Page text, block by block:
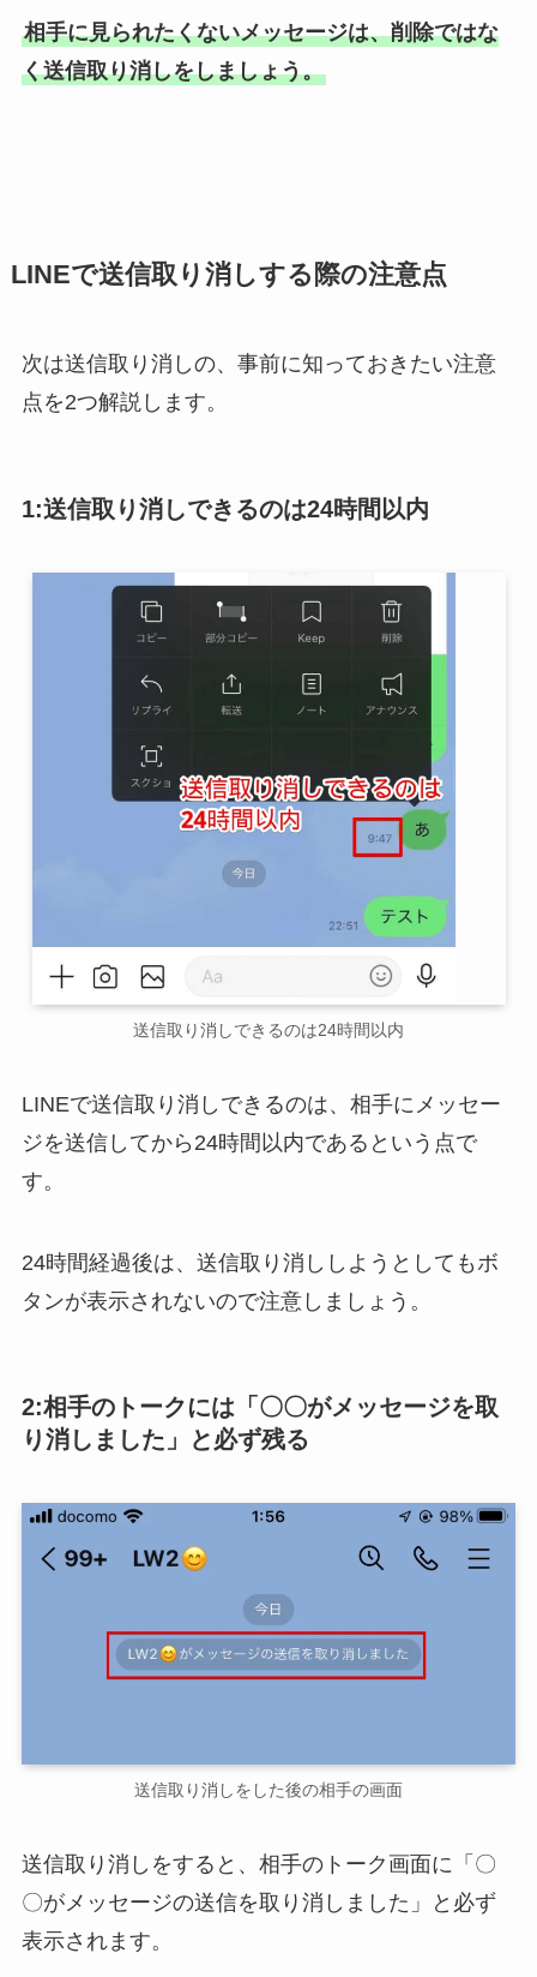
相手に見られたくないメッセージは、削除ではな
く送信取り消しをしましょう。
LINEで送信取り消しする際の注意点
次は送信取り消しの、事前に知っておきたい注意
点を2つ解説します。
1:送信取り消しできるのは24時間以内
送信取り消しできるのは24時間以内
LINEで送信取り消しできるのは、相手にメッセー
ジを送信してから24時間以内である という点で
す。
24時間経過後は、送信取り消ししようとしてもボ
タンが表示されないので注意しましょう。
2:相手のトークには「〇〇がメッセージを取
り消しました」と必ず残る
送信取り消しをした後の相手の画面
送信取り消しをすると、相手のトーク画面に「〇
〇がメッセージの送信を取り消しました」と必ず
表示されます。